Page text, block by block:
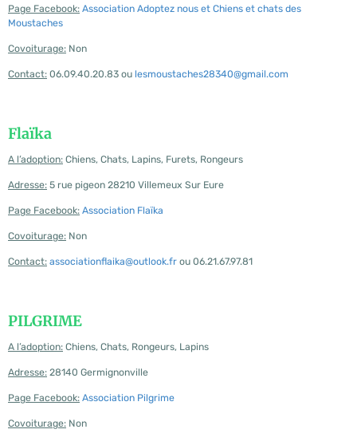
Page Facebook: Association Adoptez nous et Chiens et chats des
Moustaches
Covoiturage: Non
Contact: 06.09.40.20.83 ou lesmoustaches28340@gmail.com
Flaïka
A l’adoption: Chiens, Chats, Lapins, Furets, Rongeurs
Adresse: 5 rue pigeon 28210 Villemeux Sur Eure
Page Facebook: Association Flaïka
Covoiturage: Non
Contact: associationflaika@outlook.fr ou 06.21.67.97.81
PILGRIME
A l’adoption: Chiens, Chats, Rongeurs, Lapins
Adresse: 28140 Germignonville
Page Facebook: Association Pilgrime
Covoiturage: Non